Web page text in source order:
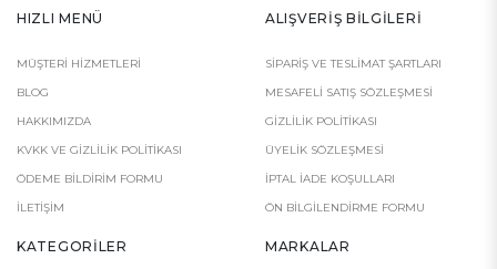
HIZLI MENÜ
MÜŞTERI HIZMETLERI
BLOG
HAKKIMIZDA
KVKK VE GIZLILIK POLITIKASI
ÖDEME BILDIRIM FORMU
İLETIŞIM
ALIŞVERIŞ BILGILERI
SIPARIŞ VE TESLIMAT ŞARTLARI
MESAFELI SATIŞ SÖZLEŞMESI
GIZLILIK POLITIKASI
ÜYELIK SÖZLEŞMESI
İPTAL İADE KOŞULLARI
ÖN BILGILENDIRME FORMU
KATEGORILER MARKALAR